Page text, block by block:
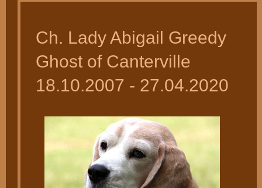
Ch. Lady Abigail Greedy
Ghost of Canterville
18.10.2007 - 27.04.2020